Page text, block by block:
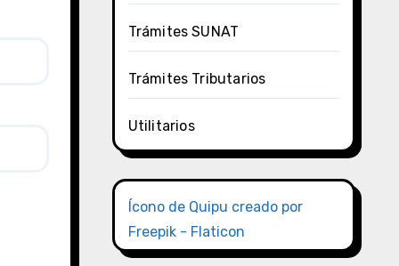
Trámites SUNAT
Trámites Tributarios
Utilitarios
Ícono de Quipu creado por
Freepik - Flaticon